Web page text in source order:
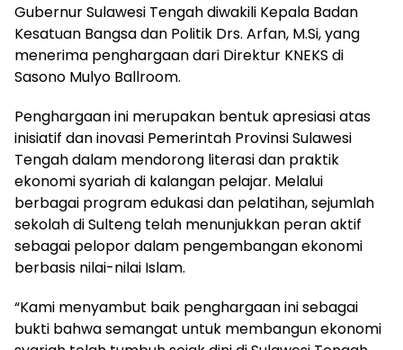
Gubernur Sulawesi Tengah diwakili Kepala Badan
Kesatuan Bangsa dan Politik Drs. Arfan, M.Si, yang
menerima penghargaan dari Direktur KNEKS di
Sasono Mulyo Ballroom.
Penghargaan ini merupakan bentuk apresiasi atas
inisiatif dan inovasi Pemerintah Provinsi Sulawesi
Tengah dalam mendorong literasi dan praktik
ekonomi syariah di kalangan pelajar. Melalui
berbagai program edukasi dan pelatihan, sejumlah
sekolah di Sulteng telah menunjukkan peran aktif
sebagai pelopor dalam pengembangan ekonomi
berbasis nilai-nilai Islam.
“Kami menyambut baik penghargaan ini sebagai
bukti bahwa semangat untuk membangun ekonomi